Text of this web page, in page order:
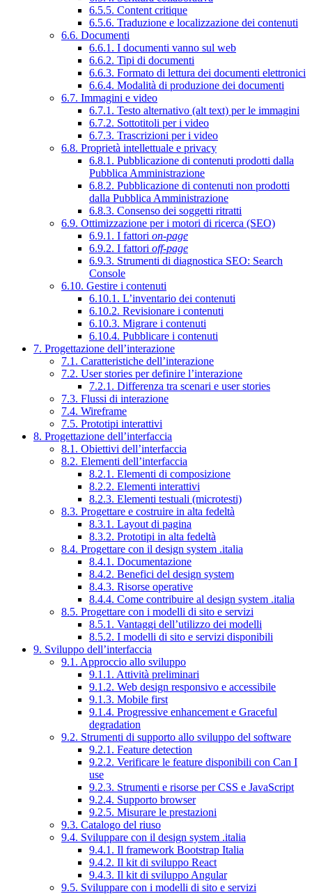
6.5.5. Content critique
6.5.6. Traduzione e localizzazione dei contenuti
6.6. Documenti
6.6.1. I documenti vanno sul web
6.6.2. Tipi di documenti
6.6.3. Formato di lettura dei documenti elettronici
6.6.4. Modalità di produzione dei documenti
6.7. Immagini e video
6.7.1. Testo alternativo (alt text) per le immagini
6.7.2. Sottotitoli per i video
6.7.3. Trascrizioni per i video
6.8. Proprietà intellettuale e privacy
6.8.1. Pubblicazione di contenuti prodotti dalla
Pubblica Amministrazione
6.8.2. Pubblicazione di contenuti non prodotti
dalla Pubblica Amministrazione
6.8.3. Consenso dei soggetti ritratti
6.9. Ottimizzazione per i motori di ricerca (SEO)
6.9.1. I fattori on-page
6.9.2. I fattori off-page
6.9.3. Strumenti di diagnostica SEO: Search
Console
6.10. Gestire i contenuti
6.10.1. L’inventario dei contenuti
6.10.2. Revisionare i contenuti
6.10.3. Migrare i contenuti
6.10.4. Pubblicare i contenuti
7. Progettazione dell’interazione
7.1. Caratteristiche dell’interazione
7.2. User stories per definire l’interazione
7.2.1. Differenza tra scenari e user stories
7.3. Flussi di interazione
7.4. Wireframe
7.5. Prototipi interattivi
8. Progettazione dell’interfaccia
8.1. Obiettivi dell’interfaccia
8.2. Elementi dell’interfaccia
8.2.1. Elementi di composizione
8.2.2. Elementi interattivi
8.2.3. Elementi testuali (microtesti)
8.3. Progettare e costruire in alta fedeltà
8.3.1. Layout di pagina
8.3.2. Prototipi in alta fedeltà
8.4. Progettare con il design system .italia
8.4.1. Documentazione
8.4.2. Benefici del design system
8.4.3. Risorse operative
8.4.4. Come contribuire al design system .italia
8.5. Progettare con i modelli di sito e servizi
8.5.1. Vantaggi dell’utilizzo dei modelli
8.5.2. I modelli di sito e servizi disponibili
9. Sviluppo dell’interfaccia
9.1. Approccio allo sviluppo
9.1.1. Attività preliminari
9.1.2. Web design responsivo e accessibile
9.1.3. Mobile first
9.1.4. Progressive enhancement e Graceful
degradation
9.2. Strumenti di supporto allo sviluppo del software
9.2.1. Feature detection
9.2.2. Verificare le feature disponibili con Can I
use
9.2.3. Strumenti e risorse per CSS e JavaScript
9.2.4. Supporto browser
9.2.5. Misurare le prestazioni
9.3. Catalogo del riuso
9.4. Sviluppare con il design system .italia
9.4.1. Il framework Bootstrap Italia
9.4.2. Il kit di sviluppo React
9.4.3. Il kit di sviluppo Angular
9.5. Sviluppare con i modelli di sito e servizi